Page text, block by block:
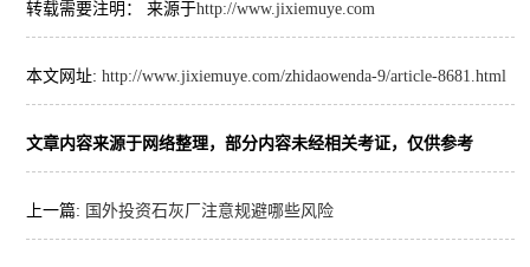
转载需要注明： 来源于http://www.jixiemuye.com
本文网址: http://www.jixiemuye.com/zhidaowenda-9/article-8681.html
文章内容来源于网络整理，部分内容未经相关考证，仅供参考
上一篇: 国外投资石灰厂注意规避哪些风险